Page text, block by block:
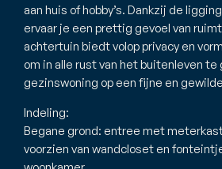
aan huis of hobby’s. Dankzij de
ervaar je een prettig gevoel van
achtertuin biedt volop privacy en
om in alle rust van het buitenleven
gezinswoning op een fijne en
Indeling:
Begane grond: entree met
voorzien van wandcloset en